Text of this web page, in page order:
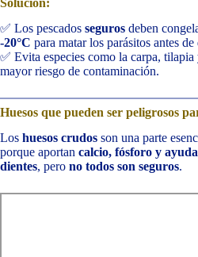
✅ Los pescados seguros deben
-20°C para matar los parásitos antes
✅ Evita especies como la carpa,
mayor riesgo de contaminación.
Huesos que pueden ser peligrosos
Los huesos crudos son una parte
porque aportan calcio, fósforo y
dientes, pero no todos son seguros.